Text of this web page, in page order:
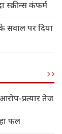
स्क्रीन्स कंफर्म
सवाल पर दिया
प्रत्यार तेज
फल